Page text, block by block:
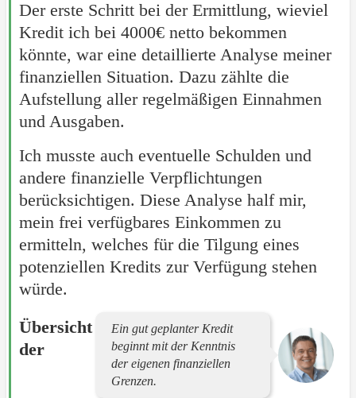
Der erste Schritt bei der Ermittlung, wieviel
Kredit ich bei 4000€ netto bekommen
könnte, war eine detaillierte Analyse meiner
finanziellen Situation. Dazu zählte die
Aufstellung aller regelmäßigen Einnahmen
und Ausgaben.
Ich musste auch eventuelle Schulden und
andere finanzielle Verpflichtungen
berücksichtigen. Diese Analyse half mir,
mein frei verfügbares Einkommen zu
ermitteln, welches für die Tilgung eines
potenziellen Kredits zur Verfügung stehen
würde.
Ein gut geplanter Kredit
beginnt mit der Kenntnis
der eigenen finanziellen
Grenzen.
Übersicht
der